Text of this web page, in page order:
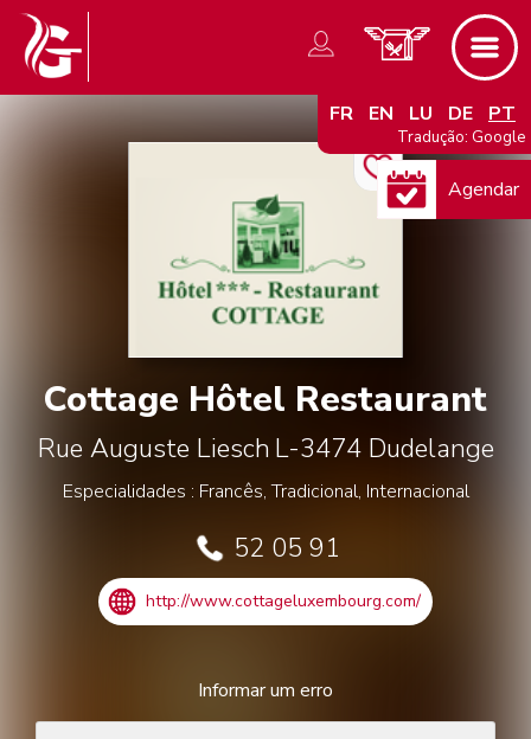
FR EN LU DE PT
Tradução: Google
Cottage Hôtel Restaurant
Rue Auguste Liesch L-3474 Dudelange
Especialidades : Francês, Tradicional, Internacional
52 05 91
http://www.cottageluxembourg.com/
Informar um erro
Agendar